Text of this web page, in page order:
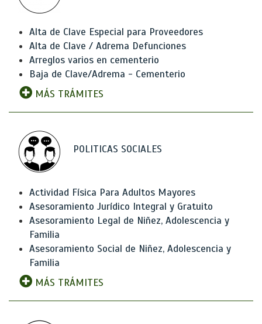
Alta de Clave Especial para Proveedores
Alta de Clave / Adrema Defunciones
Arreglos varios en cementerio
Baja de Clave/Adrema - Cementerio
MÁS TRÁMITES
POLITICAS SOCIALES
Actividad Física Para Adultos Mayores
Asesoramiento Jurídico Integral y Gratuito
Asesoramiento Legal de Niñez, Adolescencia y
Familia
Asesoramiento Social de Niñez, Adolescencia y
Familia
MÁS TRÁMITES